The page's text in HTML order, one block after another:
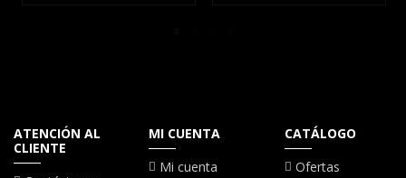
ATENCIÓN AL
CLIENTE
MI CUENTA
Mi cuenta
CATÁLOGO
Ofertas